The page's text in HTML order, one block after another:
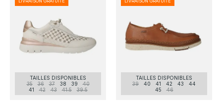
TAILLES DISPONIBLES
35
36 37 38 39
40
41
42 43 41.5 39.5
TAILLES DISPONIBLES
39
40 41 42 43
44
45
46